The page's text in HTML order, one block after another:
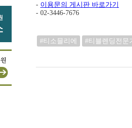
- 이용문의 게시판 바로가기
- 02-3446-7676
#티소믈리에 #티블렌딩전문